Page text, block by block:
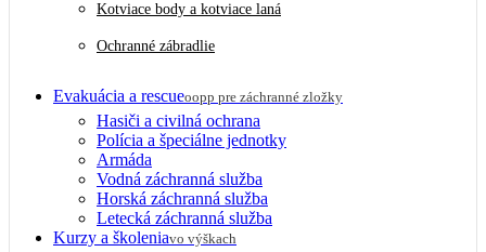
Kotviace body a kotviace laná
Ochranné zábradlie
Evakuácia a rescueoopp pre záchranné zložky
Hasiči a civilná ochrana
Polícia a špeciálne jednotky
Armáda
Vodná záchranná služba
Horská záchranná služba
Letecká záchranná služba
Kurzy a školeniavo výškach